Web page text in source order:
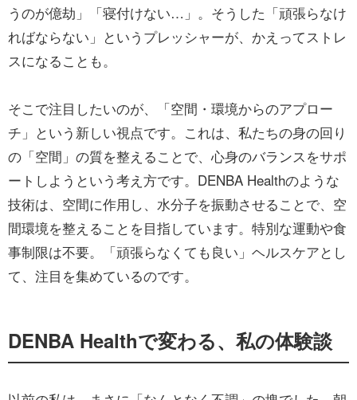
うのが億劫」「寝付けない…」。そうした「頑張らなけ
ればならない」というプレッシャーが、かえってストレ
スになることも。
そこで注目したいのが、「空間・環境からのアプロー
チ」という新しい視点です。これは、私たちの身の回り
の「空間」の質を整えることで、心身のバランスをサポ
ートしようという考え方です。DENBA Healthのような
技術は、空間に作用し、水分子を振動させることで、空
間環境を整えることを目指しています。特別な運動や食
事制限は不要。「頑張らなくても良い」ヘルスケアとし
て、注目を集めているのです。
DENBA Healthで変わる、私の体験談